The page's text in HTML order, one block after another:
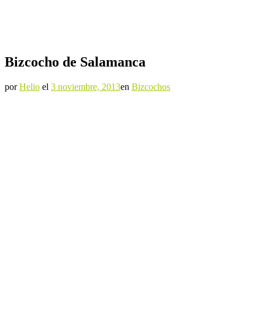
Bizcocho de Salamanca
porHelio el 3 noviembre, 2013en Bizcochos